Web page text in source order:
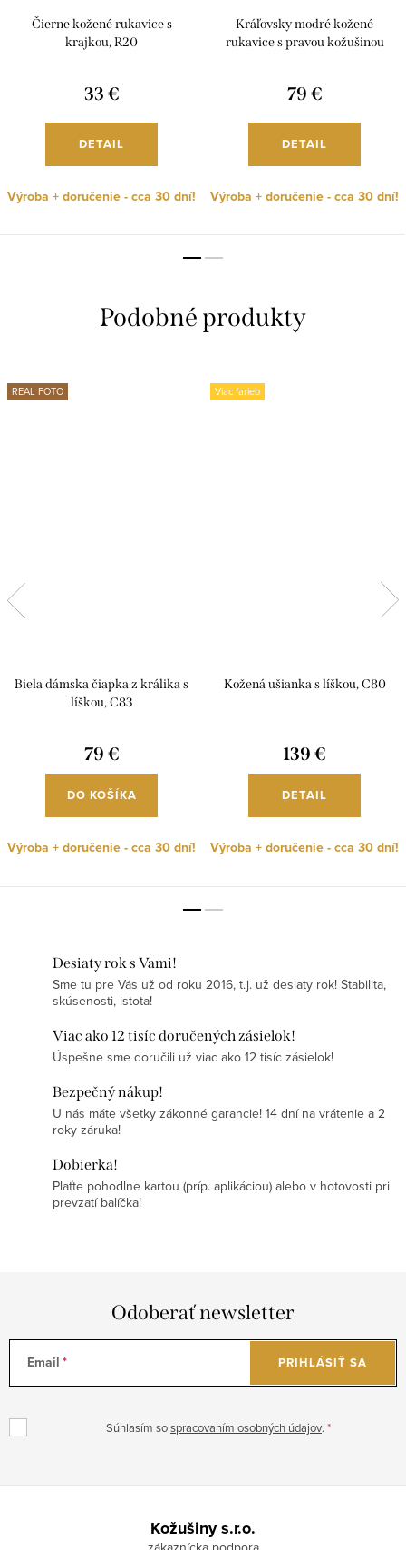
Čierne kožené rukavice s
krajkou, R20
33 €
DETAIL
Výroba + doručenie - cca 30 dní!
Kráľovsky modré kožené
rukavice s pravou kožušinou
79 €
DETAIL
Výroba + doručenie - cca 30 dní!
REAL FOTO
Biela dámska čiapka z králika s
líškou, C83
79 €
DO KOŠÍKA
Výroba + doručenie - cca 30 dní!
Viac farieb
Kožená ušianka s líškou, C80
139 €
DETAIL
Výroba + doručenie - cca 30 dní!
Desiaty rok s Vami!
Sme tu pre Vás už od roku 2016, t.j. už desiaty rok! Stabilita,
skúsenosti, istota!
Viac ako 12 tisíc doručených zásielok!
Úspešne sme doručili už viac ako 12 tisíc zásielok!
Bezpečný nákup!
U nás máte všetky zákonné garancie! 14 dní na vrátenie a 2
roky záruka!
Dobierka!
Plaťte pohodlne kartou (príp. aplikáciou) alebo v hotovosti pri
prevzatí balíčka!
Odoberať newsletter
Email
Súhlasím sospracovaním osobných údajov.
PRIHLÁSIŤ SA
Kožušiny s.r.o.